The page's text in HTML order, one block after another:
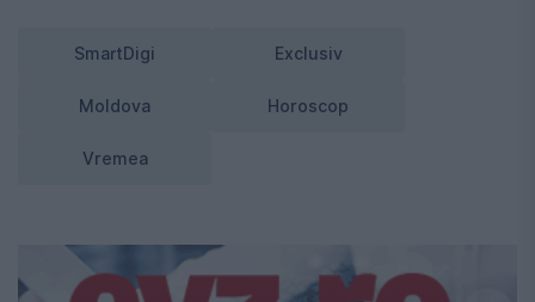
SmartDigi Exclusiv
Moldova Horoscop
Vremea